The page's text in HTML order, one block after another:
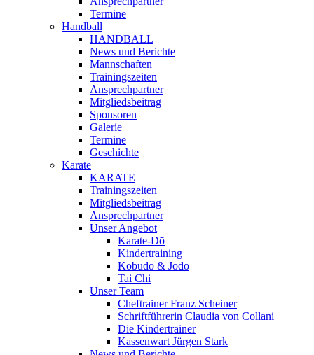
Termine
Handball
HANDBALL
News und Berichte
Mannschaften
Trainingszeiten
Ansprechpartner
Mitgliedsbeitrag
Sponsoren
Galerie
Termine
Geschichte
Karate
KARATE
Trainingszeiten
Mitgliedsbeitrag
Ansprechpartner
Unser Angebot
Karate-Dō
Kindertraining
Kobudō & Jōdō
Tai Chi
Unser Team
Cheftrainer Franz Scheiner
Schriftführerin Claudia von Collani
Die Kindertrainer
Kassenwart Jürgen Stark